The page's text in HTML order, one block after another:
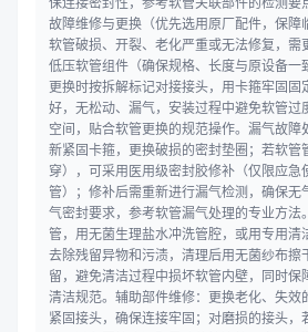
故障维修与更换（优先选用原厂配件，保障
软管破损、开裂、老化严重或无法修复，需
低压软管组件（确保规格、长度与原设备一
更换时按拆解标记对接接头，用卡箍牢固固
好，无松动、漏气，安装过程中避免软管过
空间，贴合软管更换的规范操作。漏气故
新紧固卡箍，更换破损的密封垫圈；若软管
穿），可采用医用级密封胶修补（仅限应急
管）；修补后需重新进行漏气检测，确保无
气密封要求，参考软管漏气处理的专业方法
管，用无菌生理盐水冲洗管腔，或用专用清
去除残留异物和污渍，清理后用无菌纱布擦
留，避免清洁过程中损坏软管内壁，同时
清洁规范。辅助部件维修：更换老化、失效
紧固接头，确保连接牢固；对磨损的接头